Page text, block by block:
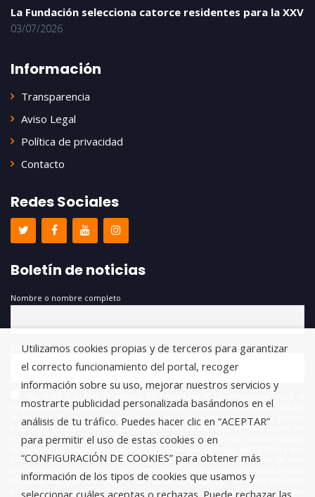
La Fundación selecciona catorce residentes para la XXV
03/07/2026
Información
Transparencia
Aviso Legal
Política de privacidad
Contacto
Redes Sociales
Boletín de noticias
Nombre o nombre completo
Email
responsable del tratamiento de estos datos es FUNDACIÓN ANTONIO GALA y
la finalidad de este es la gestión de las suscripciones a nuestro boletín
informativo, encontrándonos legitimados para este tratamiento a través del
consentimiento que nos está otorgando en este acto. No se cederán datos a
terceros salvo obligación legal. Usted certifica que es mayor de 14 años y que
por lo tanto posee la capacidad legal necesaria para la prestación de este
de Privacidad. Puede usted acceder, rectificar y suprimir los datos, así como
otros derechos, como se explica en la información adicional. Puede consultar
Utilizamos cookies propias y de terceros para garantizar
el correcto funcionamiento del portal, recoger
información sobre su uso, mejorar nuestros servicios y
mostrarte publicidad personalizada basándonos en el
análisis de tu tráfico. Puedes hacer clic en “ACEPTAR”
para permitir el uso de estas cookies o en
“CONFIGURACIÓN DE COOKIES” para obtener más
información de los tipos de cookies que usamos y
seleccionar cuáles aceptas o rechazas. Puede rechazar las